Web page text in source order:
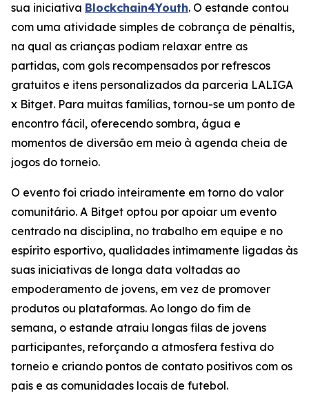
sua iniciativa Blockchain4Youth. O estande contou
com uma atividade simples de cobrança de pênaltis,
na qual as crianças podiam relaxar entre as
partidas, com gols recompensados por refrescos
gratuitos e itens personalizados da parceria LALIGA
x Bitget. Para muitas famílias, tornou-se um ponto de
encontro fácil, oferecendo sombra, água e
momentos de diversão em meio à agenda cheia de
jogos do torneio.
O evento foi criado inteiramente em torno do valor
comunitário. A Bitget optou por apoiar um evento
centrado na disciplina, no trabalho em equipe e no
espírito esportivo, qualidades intimamente ligadas às
suas iniciativas de longa data voltadas ao
empoderamento de jovens, em vez de promover
produtos ou plataformas. Ao longo do fim de
semana, o estande atraiu longas filas de jovens
participantes, reforçando a atmosfera festiva do
torneio e criando pontos de contato positivos com os
pais e as comunidades locais de futebol.